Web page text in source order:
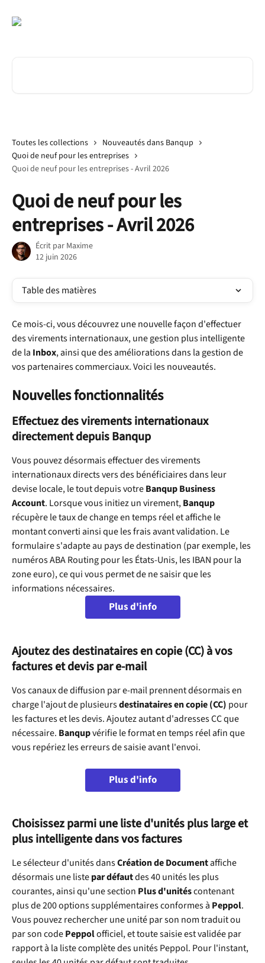
Toutes les collections
Nouveautés dans Banqup
Quoi de neuf pour les entreprises
Quoi de neuf pour les entreprises - Avril 2026
Quoi de neuf pour les
entreprises - Avril 2026
Écrit par Maxime
12 juin 2026
Table des matières
Ce mois-ci, vous découvrez une nouvelle façon d'effectuer
des virements internationaux, une gestion plus intelligente
de la Inbox, ainsi que des améliorations dans la gestion de
vos partenaires commerciaux. Voici les nouveautés.
Nouvelles fonctionnalités
Effectuez des virements internationaux
directement depuis Banqup
Vous pouvez désormais effectuer des virements
internationaux directs vers des bénéficiaires dans leur
devise locale, le tout depuis votre Banqup Business
Account. Lorsque vous initiez un virement, Banqup
récupère le taux de change en temps réel et affiche le
montant converti ainsi que les frais avant validation. Le
formulaire s'adapte au pays de destination (par exemple, les
numéros ABA Routing pour les États-Unis, les IBAN pour la
zone euro), ce qui vous permet de ne saisir que les
informations nécessaires.
Plus d'info
Ajoutez des destinataires en copie (CC) à vos
factures et devis par e-mail
Vos canaux de diffusion par e-mail prennent désormais en
charge l'ajout de plusieurs destinataires en copie (CC) pour
les factures et les devis. Ajoutez autant d'adresses CC que
nécessaire. Banqup vérifie le format en temps réel afin que
vous repériez les erreurs de saisie avant l'envoi.
Plus d'info
Choisissez parmi une liste d'unités plus large et
plus intelligente dans vos factures
Le sélecteur d'unités dans Création de Document affiche
désormais une liste par défaut des 40 unités les plus
courantes, ainsi qu'une section Plus d'unités contenant
plus de 200 options supplémentaires conformes à Peppol.
Vous pouvez rechercher une unité par son nom traduit ou
par son code Peppol officiel, et toute saisie est validée par
rapport à la liste complète des unités Peppol. Pour l'instant,